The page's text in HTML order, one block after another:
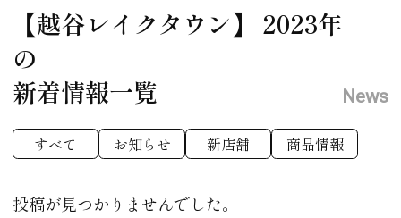
【越谷レイクタウン】 2023年
の
新着情報一覧
News
すべて お知らせ 新店舗 商品情報
投稿が見つかりませんでした。